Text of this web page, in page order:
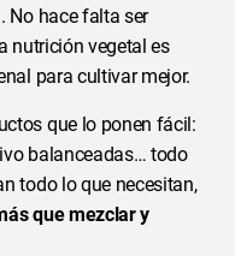
No hace falta ser
nutrición vegetal es
para cultivar mejor.
que lo ponen fácil:
balanceadas… todo
todo lo que necesitan,
que mezclar y